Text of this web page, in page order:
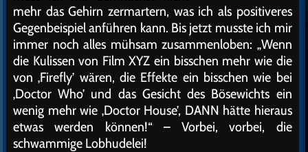
mehr das Gehirn zermartern, was ich als positiveres
Gegenbeispiel anführen kann. Bis jetzt musste ich mir
immer noch alles mühsam zusammenloben: „Wenn
die Kulissen von Film XYZ ein bisschen mehr wie die
von ‚Firefly’ wären, die Effekte ein bisschen wie bei
‚Doctor Who’ und das Gesicht des Bösewichts ein
wenig mehr wie ‚Doctor House’, DANN hätte hieraus
etwas werden können!“ – Vorbei, vorbei, die
schwammige Lobhudelei!